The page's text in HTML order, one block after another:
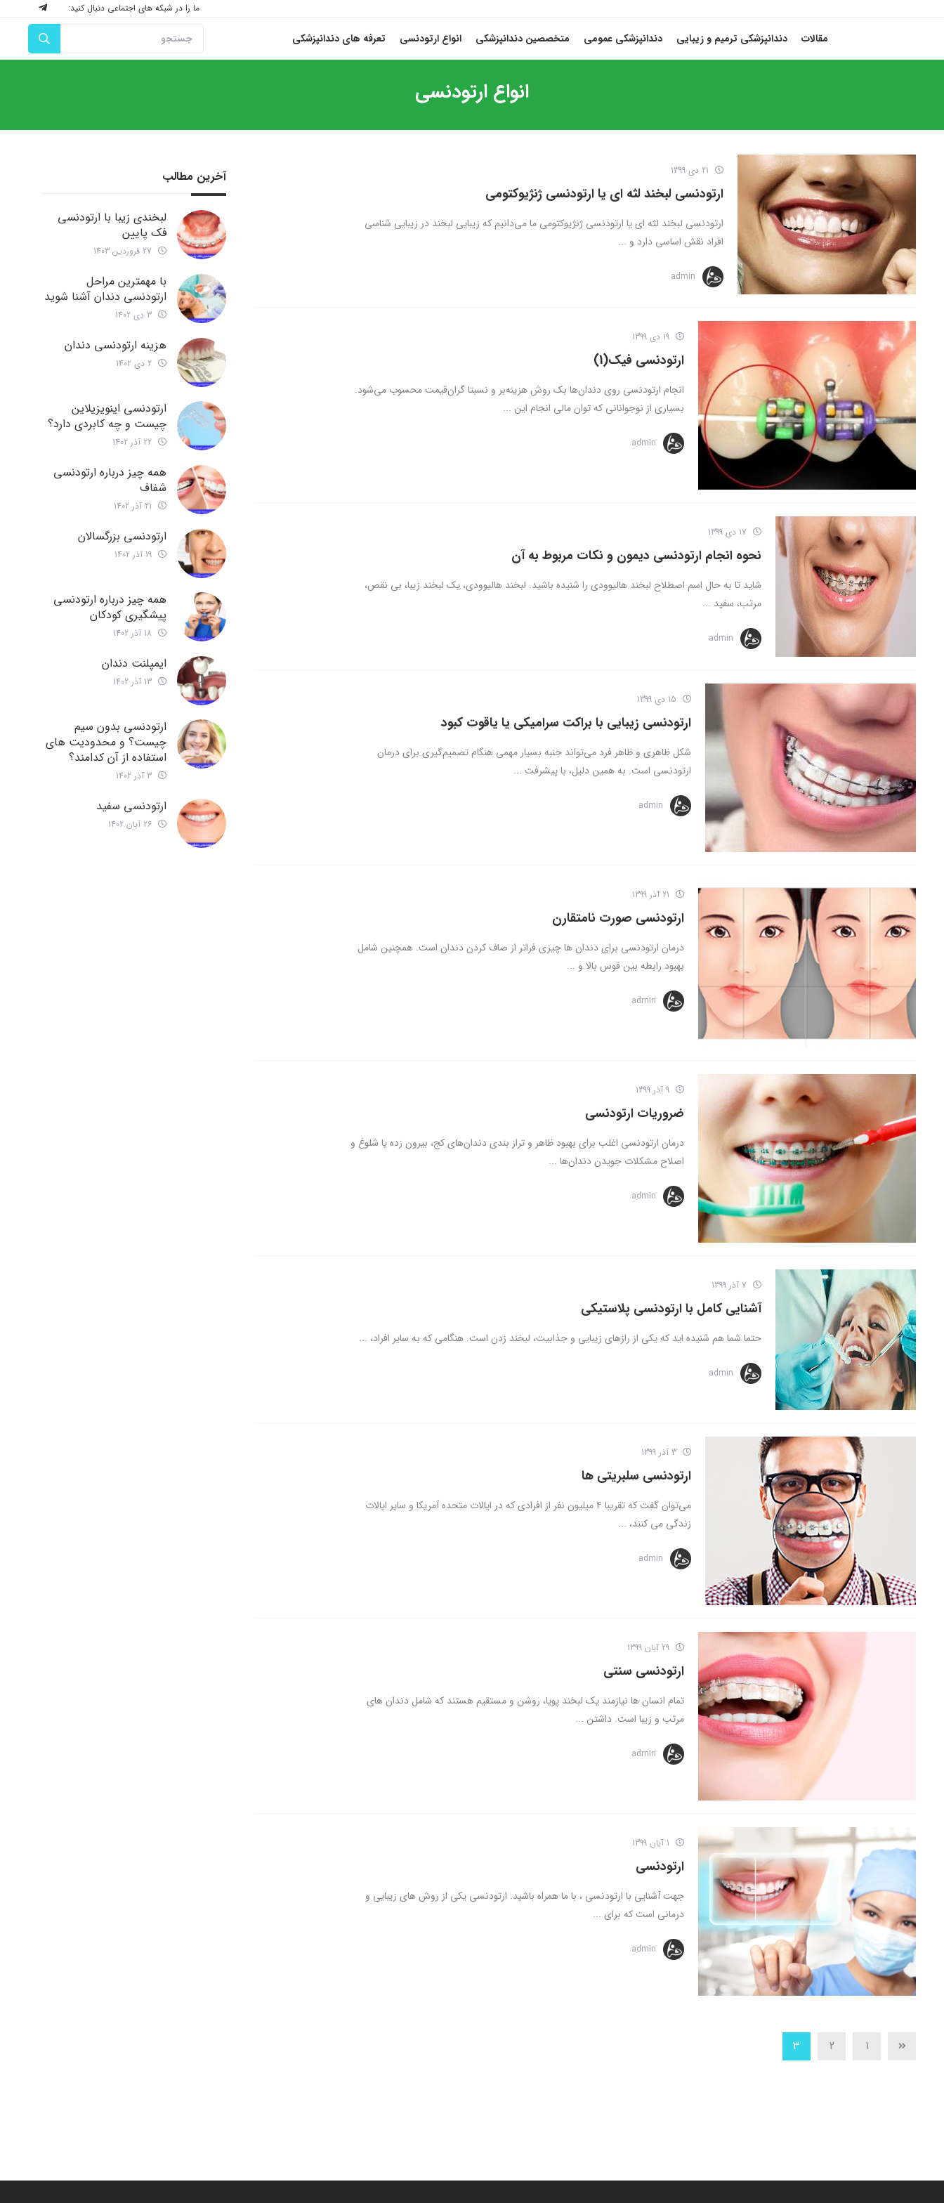
ما را در شبکه های اجتماعی دنبال کنید:
مقالات دندانپزشکی ترمیم و زیبایی دندانپزشکی عمومی متخصصین دندانپزشکی انواع ارتودنسی تعرفه های دندانپزشکی
انواع ارتودنسی
ارتودنسی لبخند لثه ای یا ارتودنسی ژنژیوکتومی
ارتودنسی لبخند لثه ای یا ارتودنسی ژنژیوکتومی ما می‌دانیم که زیبایی لبخند در زیبایی شناسی
افراد نقش اساسی دارد و ...
admin
ارتودنسی فیک(1)
انجام ارتودنسی روی دندان‌ها بک روش هزینه‌بر و نسبتا گران‌قیمت محسوب می‌شود.
بسیاری از نوجوانانی که توان مالی انجام این ...
admin
نحوه انجام ارتودنسی دیمون و نکات مربوط به آن
شاید تا به حال اسم اصطلاح لبخند هالیوودی را شنیده باشید. لبخند هالیوودی، یک لبخند زیبا، بی نقص،
مرتب، سفید ...
admin
ارتودنسی زیبایی با براکت سرامیکی یا یاقوت کبود
شکل ظاهری و ظاهر فرد می‌تواند جنبه بسیار مهمی هنگام تصمیم‌گیری برای درمان
ارتودنسی است. به همین دلیل، با پیشرفت ...
admin
ارتودنسی صورت نامتقارن
درمان ارتودنسی برای دندان ها چیزی فراتر از صاف کردن دندان است. همچنین شامل
بهبود رابطه بین قوس بالا و ...
admin
ضروریات ارتودنسی
درمان ارتودنسی اغلب برای بهبود ظاهر و تراز بندی دندان‌های کج، بیرون زده یا شلوغ و
اصلاح مشکلات جویدن دندان‌ها ...
admin
آشنایی کامل با ارتودنسی پلاستیکی
حتما شما هم شنیده اید که یکی از رازهای زیبایی و جذابیت، لبخند زدن است. هنگامی که به سایر افراد، ...
admin
ارتودنسی سلبریتی ها
می‌توان گفت که تقریبا ۴ میلیون نفر از افرادی که در ایالات متحده آمریکا و سایر ایالات
زندگی می کنند، ...
admin
ارتودنسی سنتی
تمام انسان ها نیازمند یک لبخند پویا، روشن و مستقیم هستند که شامل دندان های
مرتب و زیبا است. داشتن ...
admin
ارتودنسی
جهت آشنایی با ارتودنسی ، با ما همراه باشید. ارتودنسی یکی از روش های زیبایی و
درمانی است که برای ...
admin
1
2
3
آخرین مطالب
لبخندی زیبا با ارتودنسی
فک پایین
با مهمترین مراحل
ارتودنسی دندان آشنا شوید
هزینه ارتودنسی دندان
ارتودنسی اینویزیلاین
چیست و چه کابردی دارد؟
همه چیز درباره ارتودنسی
شفاف
ارتودنسی بزرگسالان
همه چیز درباره ارتودنسی
پیشگیری کودکان
ایمپلنت دندان
ارتودنسی بدون سیم
چیست؟ و محدودیت های
استفاده از آن کدامند؟
ارتودنسی سفید